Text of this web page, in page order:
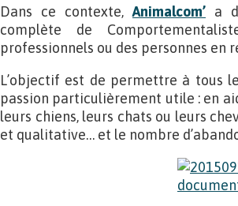
Dans ce contexte,Animalcom’ a
complète de
professionnels ou des personnes en
L’objectif est de permettre à tous
passion particulièrement utile : en
leurs chiens, leurs chats ou leurs
et qualitative… et le nombre